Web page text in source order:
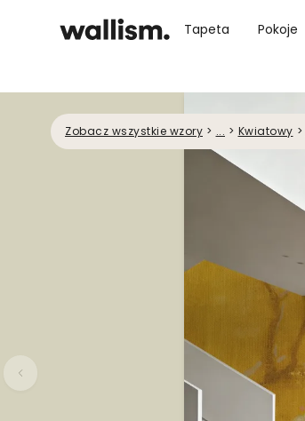
Tapeta Pokoje
Zobacz wszystkie wzory > ... > Kwiatowy >